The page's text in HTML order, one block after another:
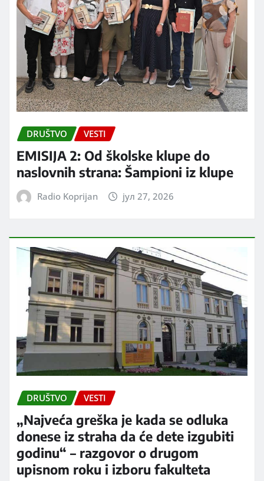
DRUŠTVO VESTI
EMISIJA 2: Od školske klupe do
naslovnih strana: Šampioni iz klupe
Radio Koprijan јул 27, 2026
DRUŠTVO VESTI
„Najveća greška je kada se odluka
donese iz straha da će dete izgubiti
godinu“ – razgovor o drugom
upisnom roku i izboru fakulteta